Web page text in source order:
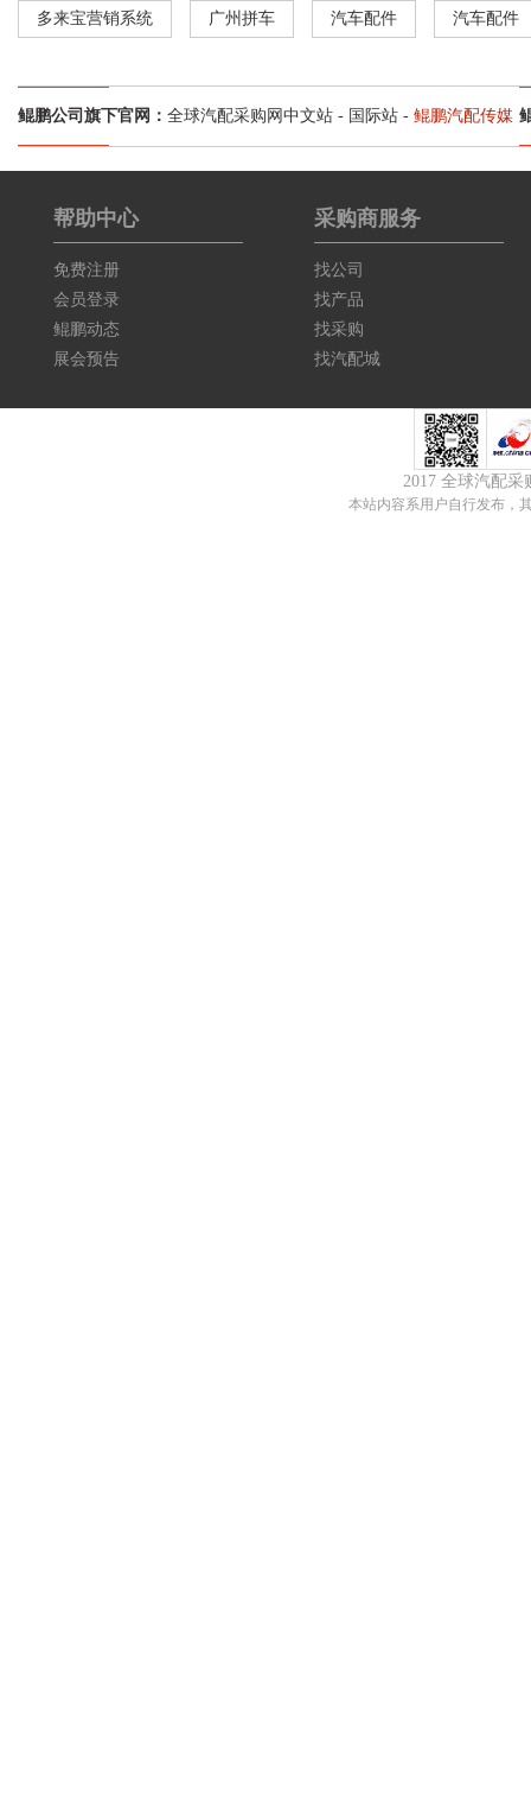
多来宝营销系统 广州拼车 汽车配件 汽车配件
鲲鹏公司旗下官网： 全球汽配采购网中文站 - 国际站 - 鲲鹏汽配传媒
帮助中心
免费注册
会员登录
鲲鹏动态
展会预告
采购商服务
找公司
找产品
找采购
找汽配城
2017 全球汽配
本站内容系用户自行发布，